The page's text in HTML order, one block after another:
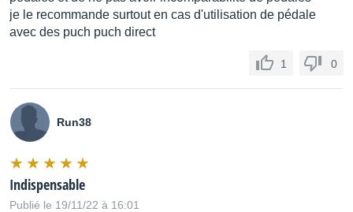
je le recommande surtout en cas d'utilisation de pédale
avec des puch puch direct
1 0
Run38
Indispensable
Publié le 19/11/22 à 16:01